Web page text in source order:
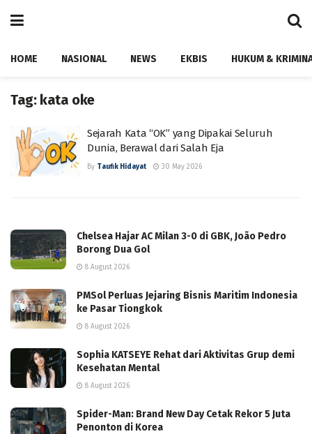
HOME NASIONAL NEWS EKBIS HUKUM &
Tag: kata oke
Sejarah Kata “OK” yang Dipakai Seluruh
Dunia, Berawal dari Salah Eja
By Taufik Hidayat 30 May 2026
Chelsea Hajar AC Milan 3-0 di GBK, João Pedro
Borong Dua Gol
8 August 2026
PMSol Perluas Jejaring Bisnis Maritim Indonesia
ke Pasar Tiongkok
8 August 2026
Sophia KATSEYE Rehat dari Aktivitas Grup demi
Kesehatan Mental
8 August 2026
Spider-Man: Brand New Day Cetak Rekor 5 Juta
Penonton di Korea